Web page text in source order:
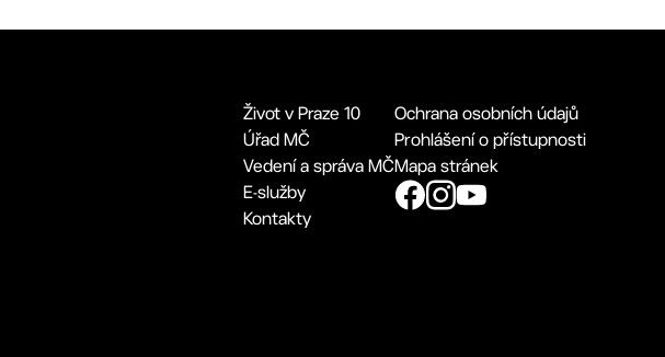
Život v Praze 10
Úřad MČ
Vedení a správa MČ
E-služby
Kontakty
Ochrana osobních údajů
Prohlášení o přístupnosti
Mapa stránek